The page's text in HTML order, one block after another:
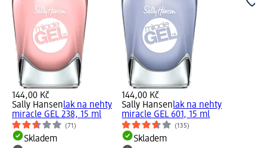
144,00 Kč
Sally Hansenlak na nehty
miracle GEL 238, 15 ml
(71)
Skladem
144,00 Kč
Sally Hansenlak na nehty
miracle GEL 601, 15 ml
(135)
Skladem